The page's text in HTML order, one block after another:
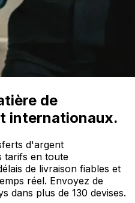
de
internationaux.
d'argent
tarifs en toute
de livraison fiables et
réel. Envoyez de
dans plus de 130 devises.